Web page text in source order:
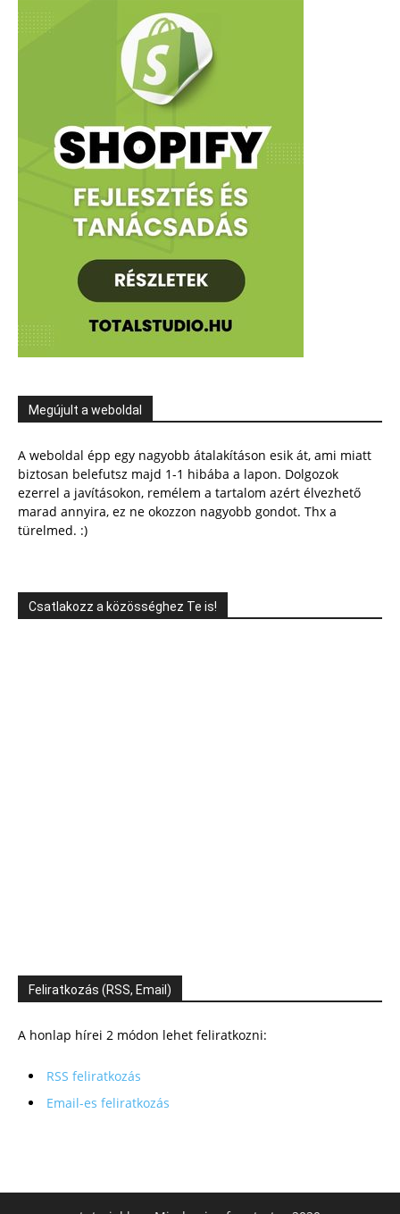
Megújult a weboldal
A weboldal épp egy nagyobb átalakításon esik át, ami miatt
biztosan belefutsz majd 1-1 hibába a lapon. Dolgozok
ezerrel a javításokon, remélem a tartalom azért élvezhető
marad annyira, ez ne okozzon nagyobb gondot. Thx a
türelmed. :)
Csatlakozz a közösséghez Te is!
Feliratkozás (RSS, Email)
A honlap hírei 2 módon lehet feliratkozni:
RSS feliratkozás
Email-es feliratkozás